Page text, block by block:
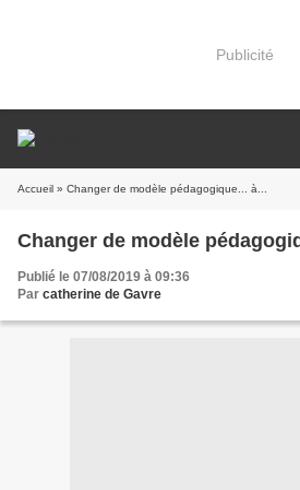
Publicité
Accueil » Changer de modèle pédagogique... à...
Changer de modèle
Publié le 07/08/2019 à 09:36
Par catherine de Gavre